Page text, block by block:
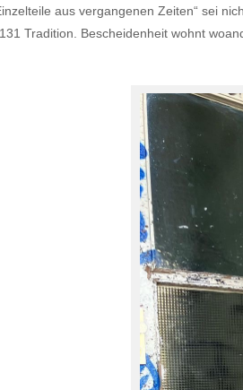
aus vergangenen Zeiten“ sei
Tradition. Bescheidenheit wohnt